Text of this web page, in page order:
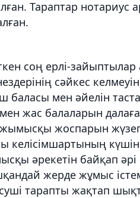
Тараптар нотариус
соң ерлі-
сәйкес
мен әйелін
жас балаларын
жоспарын
келісімшартының
әрекетін байқап
жерде жұмыс
тарапты жақтап